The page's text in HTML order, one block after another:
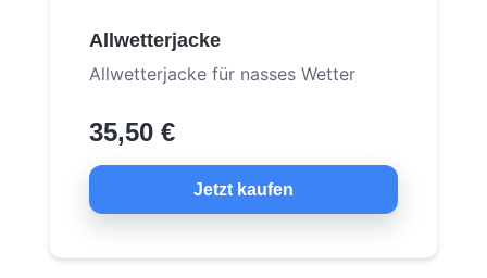
Allwetterjacke
Allwetterjacke für nasses Wetter
35,50 €
Jetzt kaufen